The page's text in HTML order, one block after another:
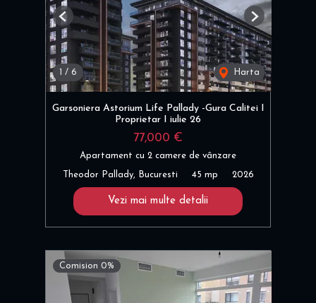
/ 6 Harta
Previous Next
Garsoniera Astorium Life Pallady -Gura Calitei I
Proprietar I iulie 26
77,000 €
Apartament cu 2 camere de vânzare
Theodor Pallady, Bucuresti 45 mp 2026
Vezi mai multe detalii
Comision 0%